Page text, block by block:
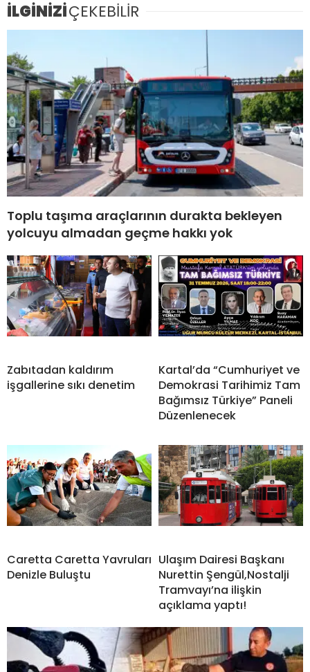
İLGİNİZİÇEKEBİLİR
Toplu taşıma araçlarının durakta bekleyen
yolcuyu almadan geçme hakkı yok
Zabıtadan kaldırım
işgallerine sıkı denetim
Kartal’da “Cumhuriyet ve
Demokrasi Tarihimiz Tam
Bağımsız Türkiye” Paneli
Düzenlenecek
Caretta Caretta Yavruları
Denizle Buluştu
Ulaşım Dairesi Başkanı
Nurettin Şengül,Nostalji
Tramvayı’na ilişkin
açıklama yaptı!